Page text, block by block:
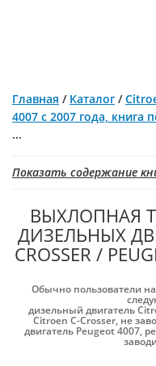
Главная / Каталог /
4007 с 2007 года, книга
...
Показать содержание
ВЫХЛОПНАЯ
ДИЗЕЛЬНЫХ
CROSSER /
Обычно пользователи
дизельный двигатель
Citroen C-Crosser, не
двигатель Peugeot 4007,